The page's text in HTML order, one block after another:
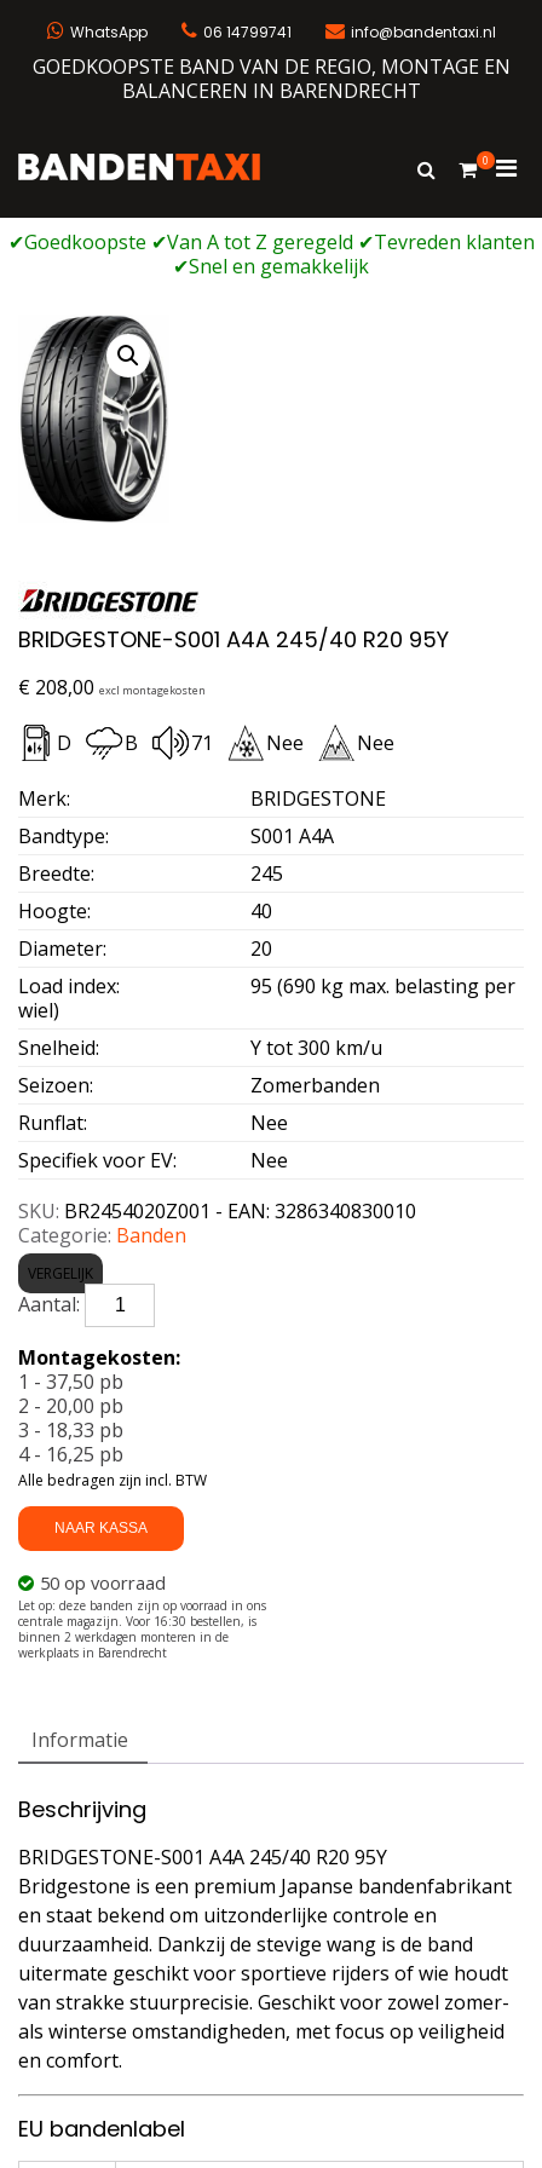
WhatsApp 06 14799741 info@bandentaxi.nl
GOEDKOOPSTE BAND VAN DE REGIO, MONTAGE EN
BALANCEREN IN BARENDRECHT
Bandengarage met eigen webshop
Toon
0
voor
BRIDGESTONE-S001 A4A 245/40 R20 95Y
€ 208,00 excl montagekosten
D B 71 Nee Nee
Merk:
BRIDGESTONE
Bandtype:
S001 A4A
Breedte:
245
Hoogte:
40
Diameter:
20
Load index:
95 (690 kg max. belasting per
wiel)
Snelheid:
Y tot 300 km/u
Seizoen:
Zomerbanden
Runflat:
Nee
Specifiek voor EV:
Nee
SKU: BR2454020Z001 - EAN: 3286340830010
Categorie: Banden
VERGELIJK
BRIDGESTONE-
S001
245/40
R20
95Y
aantal
NAAR KASSA
50 op voorraad
Montagekosten:
1 - 37,50 pb
2 - 20,00 pb
3 - 18,33 pb
4 - 16,25 pb
Alle bedragen zijn incl. BTW
Informatie
Beschrijving
BRIDGESTONE-S001 A4A 245/40 R20 95Y
Bridgestone is een premium Japanse bandenfabrikant
en staat bekend om uitzonderlijke controle en
duurzaamheid. Dankzij de stevige wang is de band
uitermate geschikt voor sportieve rijders of wie houdt
van strakke stuurprecisie. Geschikt voor zowel zomer-
als winterse omstandigheden, met focus op veiligheid
en comfort.
EU bandenlabel